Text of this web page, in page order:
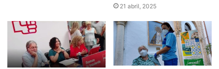
21 abril, 2025